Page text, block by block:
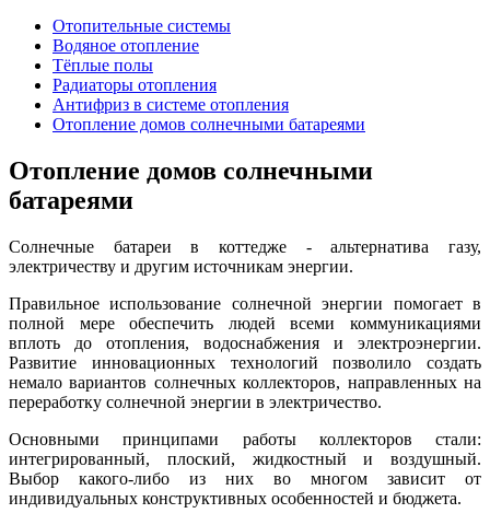
Отопительные системы
Водяное отопление
Тёплые полы
Радиаторы отопления
Антифриз в системе отопления
Отопление домов солнечными батареями
Отопление домов солнечными
батареями
Солнечные батареи в коттедже - альтернатива газу,
электричеству и другим источникам энергии.
Правильное использование солнечной энергии помогает в
полной мере обеспечить людей всеми коммуникациями
вплоть до отопления, водоснабжения и электроэнергии.
Развитие инновационных технологий позволило создать
немало вариантов солнечных коллекторов, направленных на
переработку солнечной энергии в электричество.
Основными принципами работы коллекторов стали:
интегрированный, плоский, жидкостный и воздушный.
Выбор какого-либо из них во многом зависит от
индивидуальных конструктивных особенностей и бюджета.